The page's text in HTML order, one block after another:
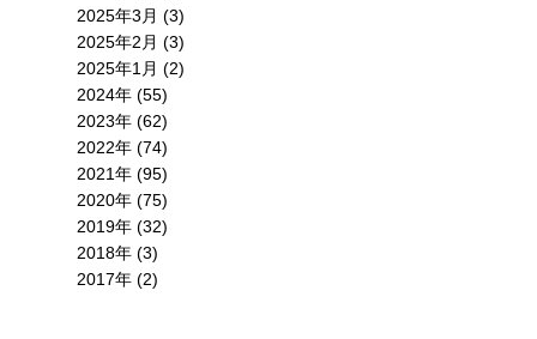
2025年3月 (3)
2025年2月 (3)
2025年1月 (2)
2024年 (55)
2023年 (62)
2022年 (74)
2021年 (95)
2020年 (75)
2019年 (32)
2018年 (3)
2017年 (2)